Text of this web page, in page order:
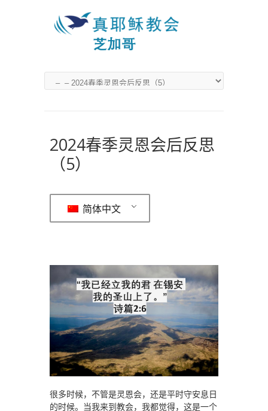
2024春季灵恩会后反思
（5）
简体中文
很多时候，不管是灵恩会，还是平时守安息日
的时候。当我来到教会，我都觉得，这是一个